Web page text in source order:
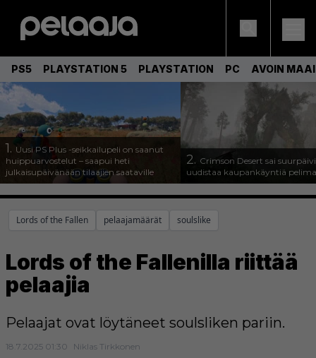
PS5 PLAYSTATION 5 PLAYSTATION PC AVOIN
1. Uusi PS Plus -seikkailupeli on saanut
huippuarvostelut – saapui heti
julkaisupäivänään tilaajien saataville
2. Crimson Desert sai
uudistaa kaupankäyntiä
Lords of the Fallen pelaajamäärät soulslike
Lords of the Fallenilla riittää
pelaajia
Pelaajat ovat löytäneet soulsliken pariin.
18.7.2025 01:30 Niklas Tirkkonen